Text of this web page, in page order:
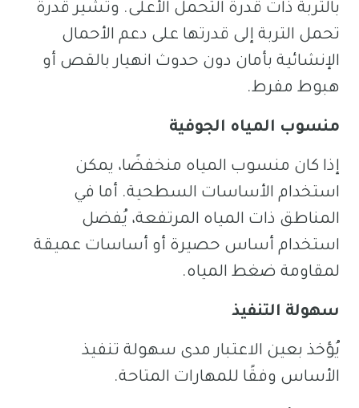
بالتربة ذات قدرة التحمل الأعلى. وتشير قدرة
تحمل التربة إلى قدرتها على دعم الأحمال
الإنشائية بأمان دون حدوث انهيار بالقص أو
هبوط مفرط.
منسوب المياه الجوفية
إذا كان منسوب المياه منخفضًا، يمكن
استخدام الأساسات السطحية. أما في
المناطق ذات المياه المرتفعة، يُفضل
استخدام أساس حصيرة أو أساسات عميقة
لمقاومة ضغط المياه.
سهولة التنفيذ
يُؤخذ بعين الاعتبار مدى سهولة تنفيذ
الأساس وفقًا للمهارات المتاحة.